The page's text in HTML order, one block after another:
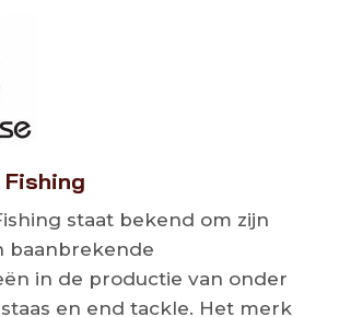
staat bekend om zijn
baanbrekende
in de productie van onder
en end tackle. Het merk